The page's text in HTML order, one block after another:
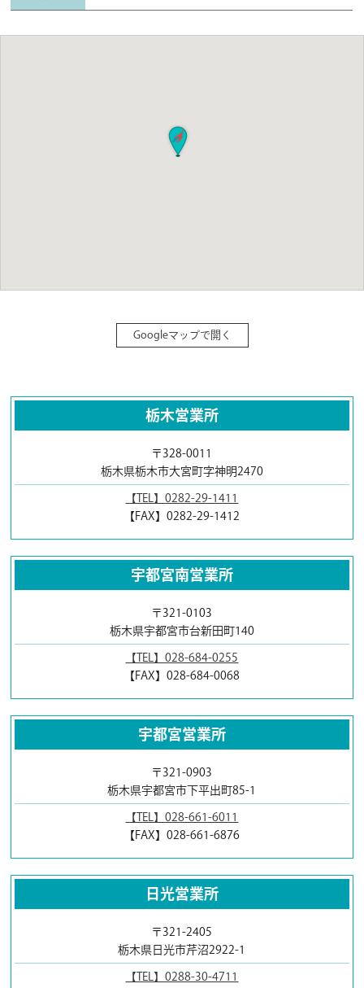
Googleマップで開く
栃木営業所
〒328-0011
栃木県栃木市大宮町字神明2470
【TEL】0282-29-1411
【FAX】0282-29-1412
宇都宮南営業所
〒321-0103
栃木県宇都宮市台新田町140
【TEL】028-684-0255
【FAX】028-684-0068
宇都宮営業所
〒321-0903
栃木県宇都宮市下平出町85-1
【TEL】028-661-6011
【FAX】028-661-6876
日光営業所
〒321-2405
栃木県日光市芹沼2922-1
【TEL】0288-30-4711